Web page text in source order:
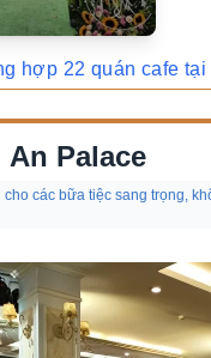
hợp 22 quán cafe tại
An Palace
các bữa tiệc sang trọng,